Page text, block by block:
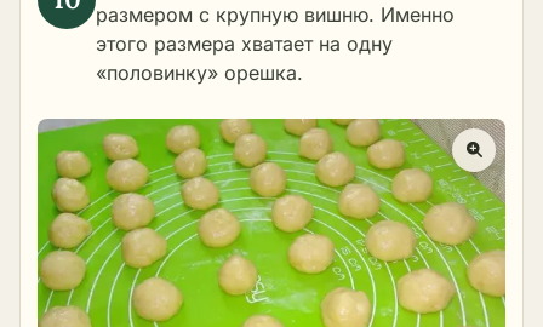
размером с крупную вишню. Именно
этого размера хватает на одну
«половинку» орешка.